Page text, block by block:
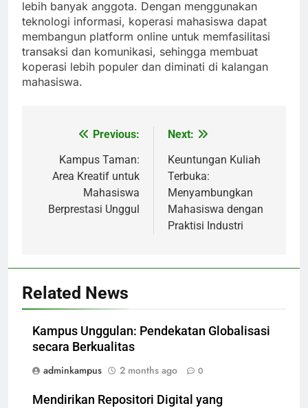
lebih banyak anggota. Dengan menggunakan
teknologi informasi, koperasi mahasiswa dapat
membangun platform online untuk memfasilitasi
transaksi dan komunikasi, sehingga membuat
koperasi lebih populer dan diminati di kalangan
mahasiswa.
navigation
Previous:
Kampus Taman:
Area Kreatif untuk
Mahasiswa
Berprestasi Unggul
Next:
Keuntungan Kuliah
Terbuka:
Menyambungkan
Mahasiswa dengan
Praktisi Industri
Related News
Kampus Unggulan: Pendekatan Globalisasi
secara Berkualitas
adminkampus
2 months ago 0
Mendirikan Repositori Digital yang